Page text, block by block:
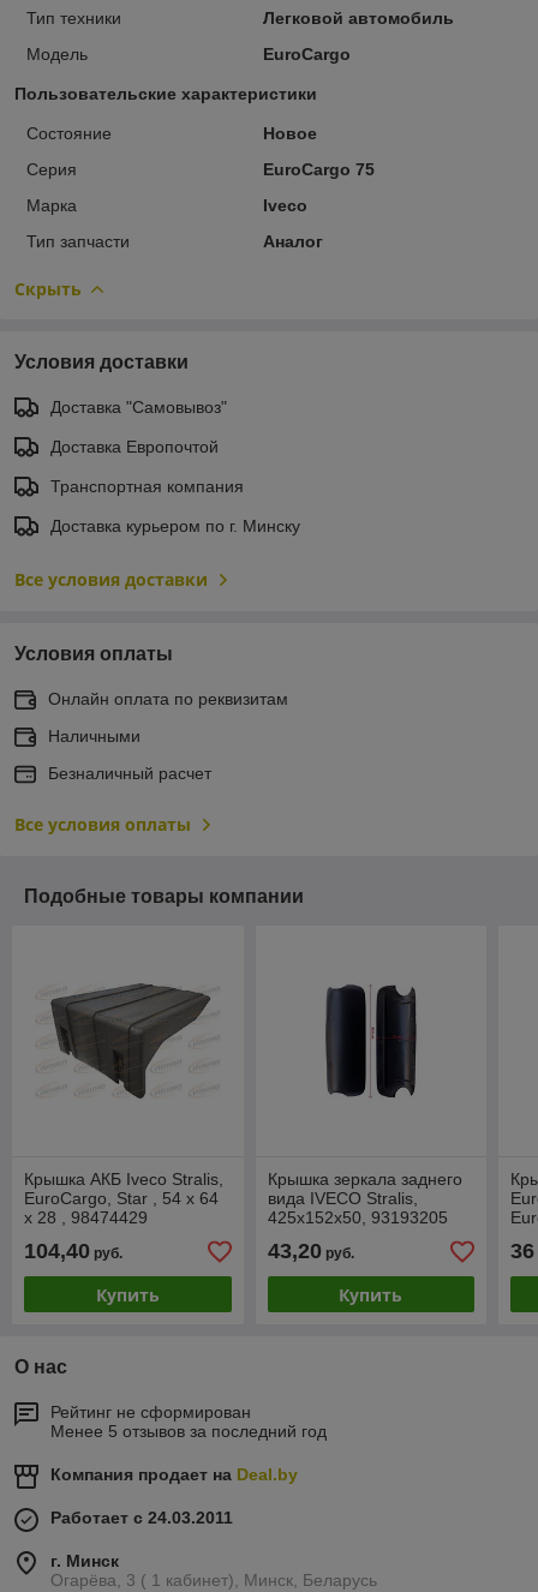
Тип техники
Легковой автомобиль
Модель
EuroCargo
Пользовательские характеристики
Состояние
Новое
Серия
EuroCargo 75
Марка
Iveco
Тип запчасти
Аналог
Скрыть
Условия доставки
Доставка "Самовывоз"
Доставка Европочтой
Транспортная компания
Доставка курьером по г. Минску
Все условия доставки
Условия оплаты
Онлайн оплата по реквизитам
Наличными
Безналичный расчет
Все условия оплаты
Подобные товары компании
Крышка АКБ Iveco Stralis,
EuroCargo, Star , 54 x 64
x 28 , 98474429
104,40 руб.
Купить
Крышка зеркала заднего
вида IVECO Stralis,
425x152x50, 93193205
43,20руб.
Купить
36
О нас
Рейтинг не сформирован
Менее 5 отзывов за последний год
Компания продает на Deal.by
Работает с 24.03.2011
г. Минск
Огарёва, 3 ( 1 кабинет), Минск, Беларусь